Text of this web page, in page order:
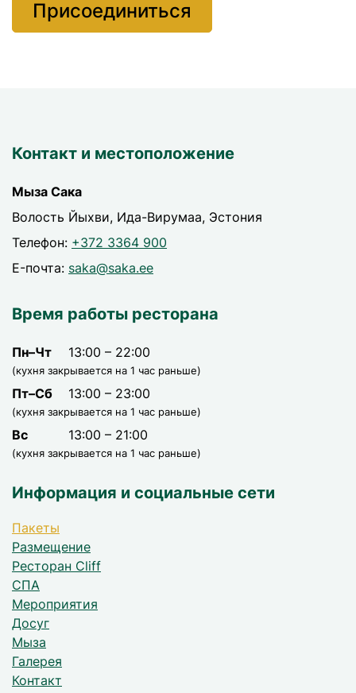
Контакт и местоположение
Мыза Сака
Волость Йыхви, Ида-Вирумаа, Эстония
Телефон: +372 3364 900
E-почта: saka@saka.ee
Время работы ресторана
Пн–Чт 13:00 – 22:00
(кухня закрывается на 1 час раньше)
Пт–Сб 13:00 – 23:00
(кухня закрывается на 1 час раньше)
Вс 13:00 – 21:00
(кухня закрывается на 1 час раньше)
Информация и социальные сети
Пакеты
Размещение
Ресторан Cliff
СПА
Мероприятия
Досуг
Мыза
Галерея
Контакт